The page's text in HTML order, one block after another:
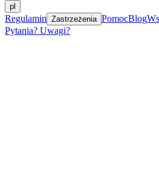
pl
Regulamin Zastrzeżenia PomocBlog
Pytania? Uwagi?